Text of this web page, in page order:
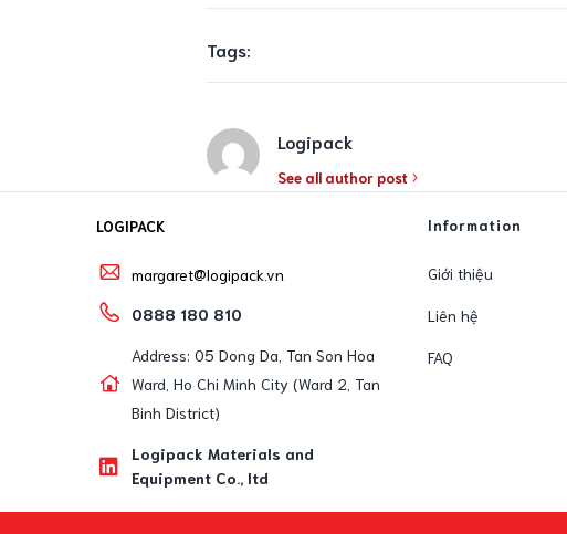
Tags:
Logipack
See all author post
LOGIPACK
margaret@logipack.vn
0888 180 810
Address: 05 Dong Da, Tan Son Hoa
Ward, Ho Chi Minh City (Ward 2, Tan
Binh District)
Logipack Materials and
Equipment Co., ltd
Information
Giới thiệu
Liên hệ
FAQ